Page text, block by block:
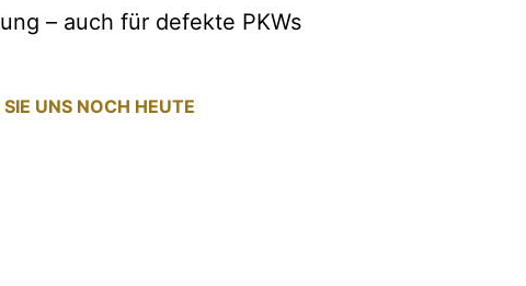
– auch für defekte PKWs
UNS NOCH HEUTE